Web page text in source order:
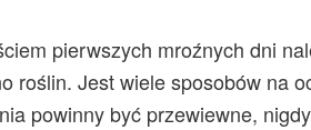
pierwszych mroźnych dni
roślin. Jest wiele sposobów na
powinny być przewiewne,